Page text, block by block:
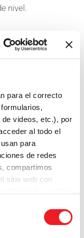
para el correcto
videos, etc.), por
al todo el
para
de redes
compartimos
sitio web con
nivel.